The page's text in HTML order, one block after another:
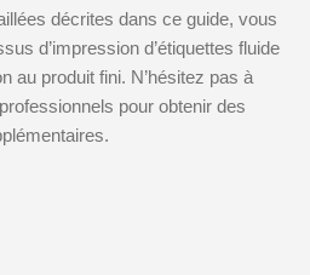
décrites dans ce guide, vous
d’impression d’étiquettes fluide
au produit fini. N’hésitez pas à
pour obtenir des